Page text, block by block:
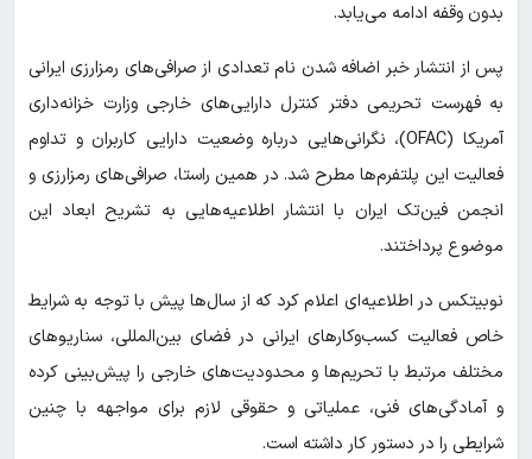
بدون وقفه ادامه می‌یابد.
پس از انتشار خبر اضافه شدن نام تعدادی از صرافی‌های رمزارزی ایرانی
به فهرست تحریمی دفتر کنترل دارایی‌های خارجی وزارت خزانه‌داری
آمریکا (OFAC)، نگرانی‌هایی درباره وضعیت دارایی کاربران و تداوم
فعالیت این پلتفرم‌ها مطرح شد. در همین راستا، صرافی‌های رمزارزی و
انجمن فین‌تک ایران با انتشار اطلاعیه‌هایی به تشریح ابعاد این
موضوع پرداختند.
نوبیتکس در اطلاعیه‌ای اعلام کرد که از سال‌ها پیش با توجه به شرایط
خاص فعالیت کسب‌وکارهای ایرانی در فضای بین‌المللی، سناریوهای
مختلف مرتبط با تحریم‌ها و محدودیت‌های خارجی را پیش‌بینی کرده
و آمادگی‌های فنی، عملیاتی و حقوقی لازم برای مواجهه با چنین
شرایطی را در دستور کار داشته است.